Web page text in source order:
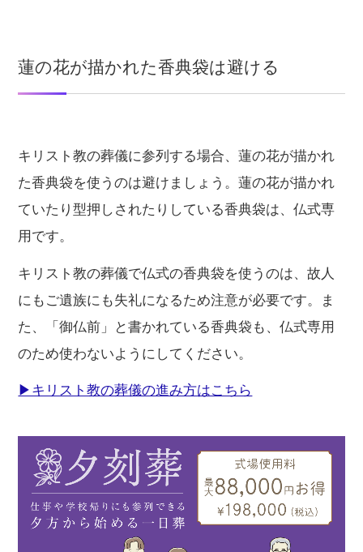
蓮の花が描かれた香典袋は避ける
キリスト教の葬儀に参列する場合、蓮の花が描かれ
た香典袋を使うのは避けましょう。蓮の花が描かれ
ていたり型押しされたりしている香典袋は、仏式専
用です。
キリスト教の葬儀で仏式の香典袋を使うのは、故人
にもご遺族にも失礼になるため注意が必要です。ま
た、「御仏前」と書かれている香典袋も、仏式専用
のため使わないようにしてください。
▶キリスト教の葬儀の進み方はこちら